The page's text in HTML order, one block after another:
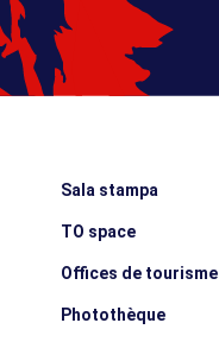
Sala stampa
TO space
Offices de tourisme
Photothèque